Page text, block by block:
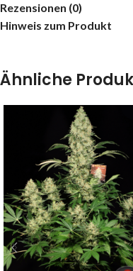
Rezensionen (0)
Hinweis zum Produkt
Ähnliche